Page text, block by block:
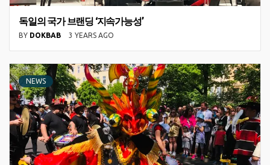
독일의 국가 브랜딩 ‘지속가능성’
BY DOKBAB 3 YEARS AGO
NEWS